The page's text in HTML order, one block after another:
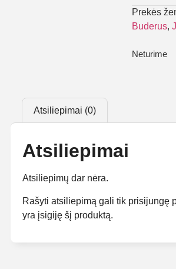
Prekės
Buderus,
Neturime
Atsiliepimai (0)
Atsiliepimai
Atsiliepimų dar nėra.
Rašyti atsiliepimą gali tik prisijungę
yra įsigiję šį produktą.